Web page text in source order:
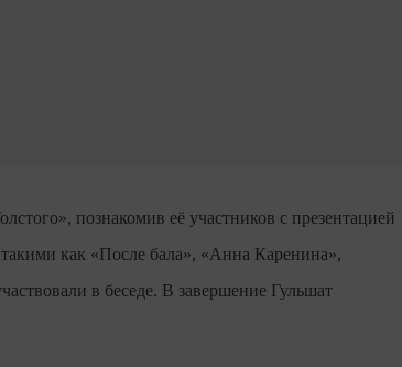
познакомив её участников с презентацией
как «После бала», «Анна Каренина»,
в беседе. В завершение Гульшат